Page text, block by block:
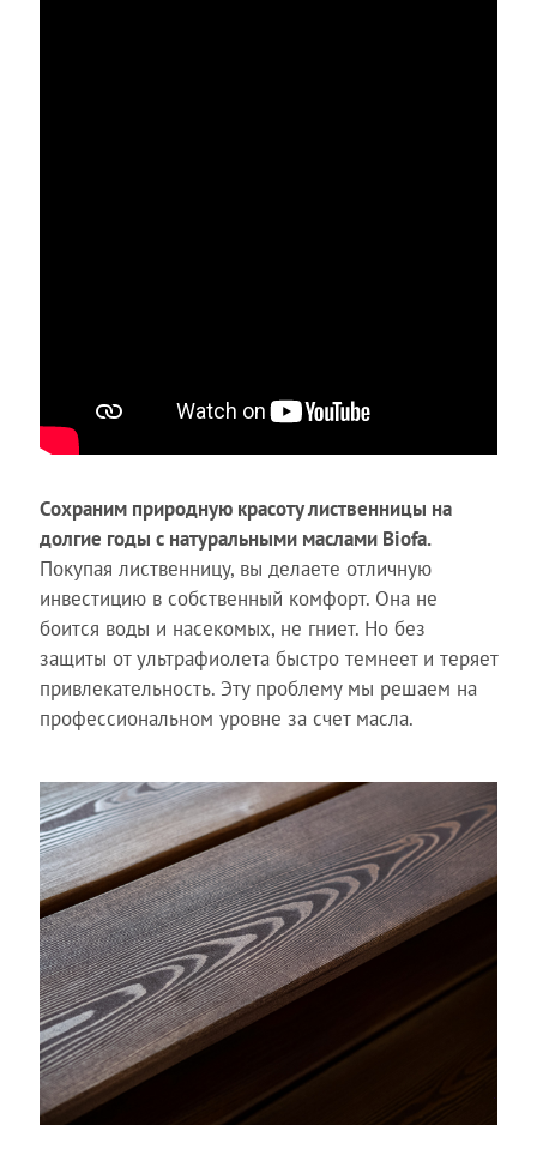
Сохраним природную красоту лиственницы на
долгие годы с натуральными маслами Biofa.
Покупая лиственницу, вы делаете отличную
инвестицию в собственный комфорт. Она не
боится воды и насекомых, не гниет. Но без
защиты от ультрафиолета быстро темнеет и теряет
привлекательность. Эту проблему мы решаем на
профессиональном уровне за счет масла.